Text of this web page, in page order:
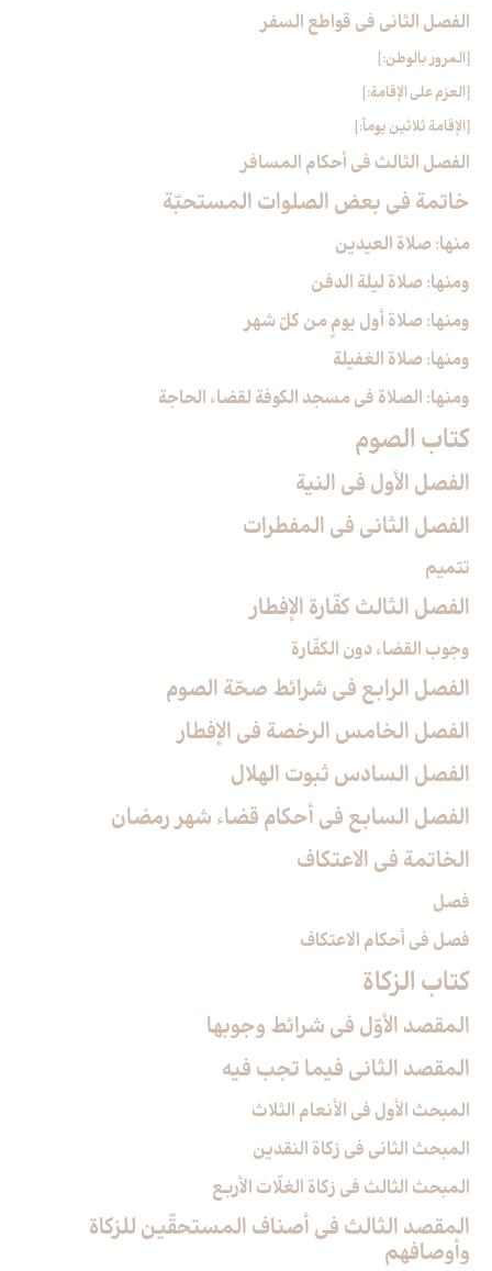
الفصل الثاني في قواطع السفر
[المرور بالوطن:]
[العزم على الإقامة:]
[الإقامة ثلاثين يوماً:]
الفصل الثالث في أحكام المسافر
خاتمة في بعض الصلوات المستحبّة
منها: صلاة العيدين‏
ومنها: صلاة ليلة الدفن‏
ومنها: صلاة أول يومٍ من كلّ شهر
ومنها: صلاة الغفيلة
ومنها: الصلاة في مسجد الكوفة لقضاء الحاجة
كتاب الصوم‏
الفصل الأول في النية
الفصل الثاني في المفطرات
تتميم
الفصل الثالث كفّارة الإفطار
وجوب القضاء دون الكفّارة
الفصل الرابع في شرائط صحّة الصوم
الفصل الخامس الرخصة في الإفطار
الفصل السادس ثبوت الهلال‏
الفصل السابع في أحكام قضاء شهر رمضان
الخاتمة في الاعتكاف
فصل
فصل في أحكام الاعتكاف
كتاب الزكاة
المقصد الأوّل ‏في شرائط وجوبها
المقصد الثاني فيما تجب فيه‏
المبحث الأول في الأنعام الثلاث
المبحث الثاني في زكاة النقدين‏
المبحث الثالث في زكاة الغلّات الأربع
المقصد الثالث في أصناف المستحقّين للزكاة
وأوصافهم‏